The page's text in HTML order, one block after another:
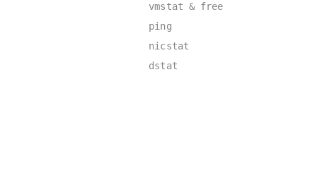
vmstat & free
ping
nicstat
dstat